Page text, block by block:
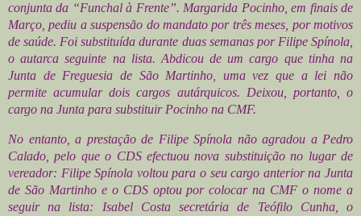
conjunta da “Funchal à Frente”. Margarida Pocinho, em finais de
Março, pediu a suspensão do mandato por três meses, por motivos
de saúde. Foi substituída durante duas semanas por Filipe Spínola,
o autarca seguinte na lista. Abdicou de um cargo que tinha na
Junta de Freguesia de São Martinho, uma vez que a lei não
permite acumular dois cargos autárquicos. Deixou, portanto, o
cargo na Junta para substituir Pocinho na CMF.
No entanto, a prestação de Filipe Spínola não agradou a Pedro
Calado, pelo que o CDS efectuou nova substituição no lugar de
vereador: Filipe Spínola voltou para o seu cargo anterior na Junta
de São Martinho e o CDS optou por colocar na CMF o nome a
seguir na lista: Isabel Costa secretária de Teófilo Cunha, o